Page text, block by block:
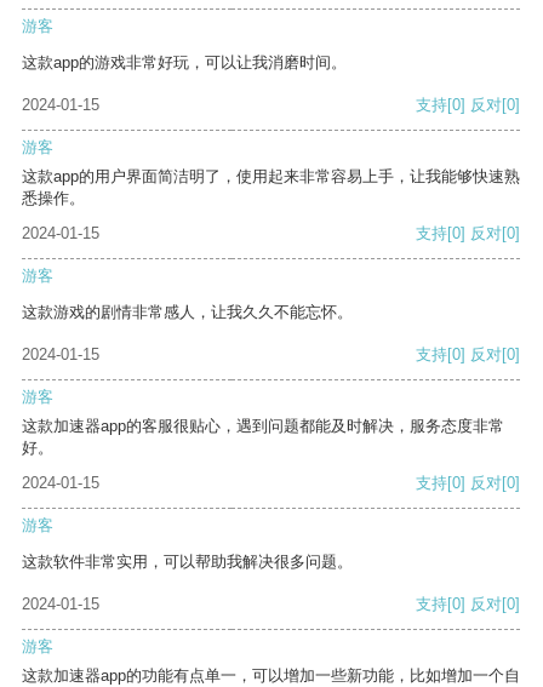
游客
这款app的游戏非常好玩，可以让我消磨时间。
2024-01-15 支持[0] 反对[0]
游客
这款app的用户界面简洁明了，使用起来非常容易上手，让我能够快速熟
悉操作。
2024-01-15
支持[0] 反对[0]
游客
这款游戏的剧情非常感人，让我久久不能忘怀。
2024-01-15 支持[0] 反对[0]
游客
这款加速器app的客服很贴心，遇到问题都能及时解决，服务态度非常
好。
2024-01-15
支持[0] 反对[0]
游客
这款软件非常实用，可以帮助我解决很多问题。
2024-01-15 支持[0] 反对[0]
游客
这款加速器app的功能有点单一，可以增加一些新功能，比如增加一个自